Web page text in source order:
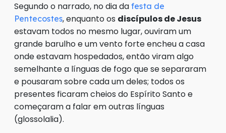
Segundo o narrado, no dia da festa de
Pentecostes, enquanto os discípulos de Jesus
estavam todos no mesmo lugar, ouviram um
grande barulho e um vento forte encheu a casa
onde estavam hospedados, então viram algo
semelhante a línguas de fogo que se separaram
e pousaram sobre cada um deles; todos os
presentes ficaram cheios do Espírito Santo e
começaram a falar em outras línguas
(glossolalia).